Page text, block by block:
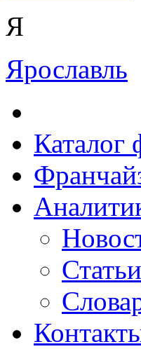
Я
Ярославль
Каталог
Статьи